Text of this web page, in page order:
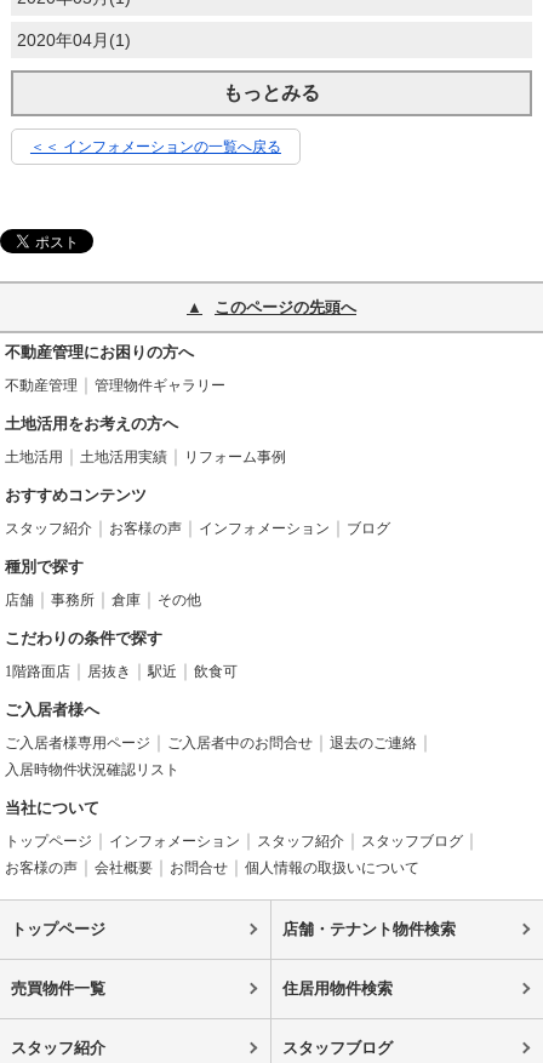
2020年04月(1)
もっとみる
＜＜ インフォメーションの一覧へ戻る
このページの先頭へ
不動産管理にお困りの方へ
不動産管理 管理物件ギャラリー
土地活用をお考えの方へ
土地活用 土地活用実績 リフォーム事例
おすすめコンテンツ
スタッフ紹介 お客様の声 インフォメーション ブログ
種別で探す
店舗 事務所 倉庫 その他
こだわりの条件で探す
1階路面店 居抜き 駅近 飲食可
ご入居者様へ
ご入居者様専用ページ ご入居者中のお問合せ
退去のご連絡
入居時物件状況確認リスト
当社について
トップページ インフォメーション スタッフ紹介
スタッフブログ
お客様の声
会社概要 お問合せ 個人情報の取扱いについて
トップページ 店舗・テナント物件検索
売買物件一覧 住居用物件検索
スタッフ紹介 スタッフブログ